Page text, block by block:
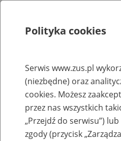
Rejestry, ewidencje i archiwa
Baza
przekształconych
Polityka cookies
Serwis www.zus.pl
(niezbędne) oraz
cookies. Możesz
przez nas wszystkich
„Przejdź do serwisu”)
zgody (przycisk